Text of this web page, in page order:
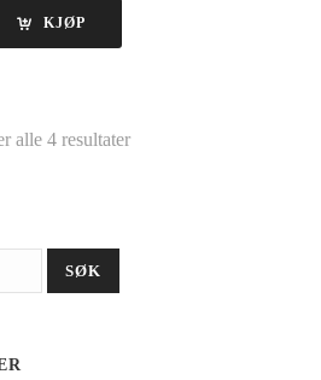
KJØP
alle 4 resultater
SØK